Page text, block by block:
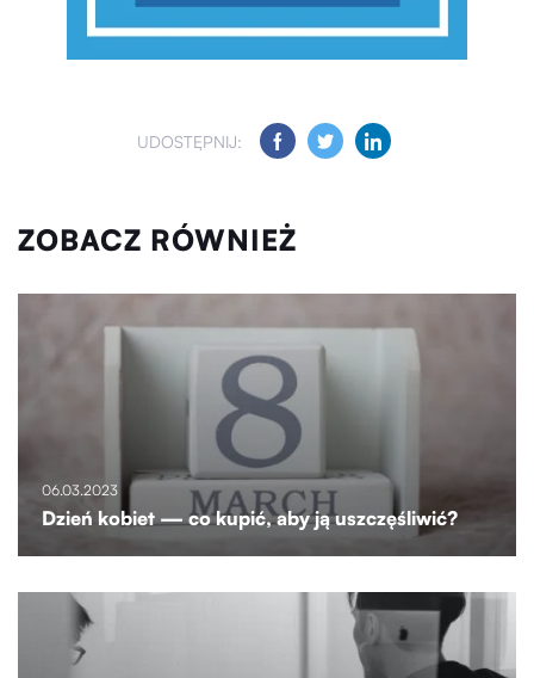
UDOSTĘPNIJ:
ZOBACZ RÓWNIEŻ
06.03.2023
Dzień kobiet — co kupić, aby ją uszczęśliwić?